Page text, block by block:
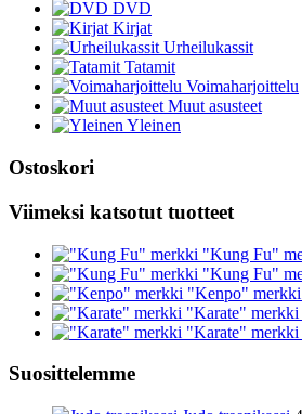
DVD
Kirjat
Urheilukassit
Tatamit
Voimaharjoittelu
Muut asusteet
Yleinen
Ostoskori
Viimeksi katsotut tuotteet
"Kung Fu"
"Kung Fu"
"Kenpo" merkki
"Karate" merkki
"Karate" merkki
Suosittelemme